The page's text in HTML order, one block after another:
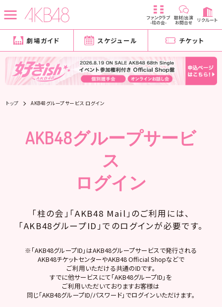
ファンクラブ
-柱の会-
取材/出演
お問合せ リクルート
劇場ガイド スケジュール チケット
トップ AKB48グループサービス ログイン
AKB48グループサービ
ス
ログイン
「柱の会」「AKB48 Mail」のご利用には、
「AKB48グループID」でのログインが必要です。
※「AKB48グループID」はAKB48グループサービスで発行される
AKB48チケットセンターやAKB48 Official Shopなどで
ご利用いただける共通のIDです。
すでに他サービスにて「AKB48グループID」を
ご利用いただいておりますお客様は
同じ「AKB48グループID/パスワード」でログインいただけます。